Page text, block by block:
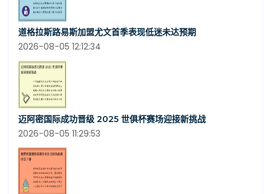
道格拉斯路易斯加盟尤文首季表现低迷未达预期
2026-08-05 12:12:34
迈阿密国际成功晋级 2025 世俱杯赛场迎接新挑战
2026-08-05 11:29:53